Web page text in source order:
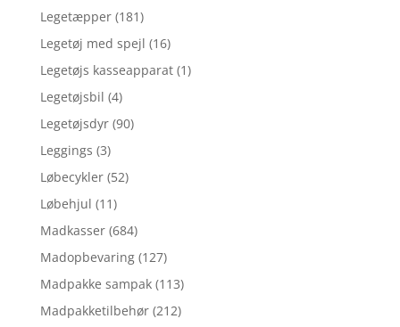
Legetæpper (181)
Legetøj med spejl (16)
Legetøjs kasseapparat (1)
Legetøjsbil (4)
Legetøjsdyr (90)
Leggings (3)
Løbecykler (52)
Løbehjul (11)
Madkasser (684)
Madopbevaring (127)
Madpakke sampak (113)
Madpakketilbehør (212)